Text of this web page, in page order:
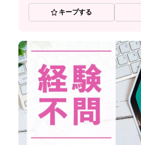
キープする